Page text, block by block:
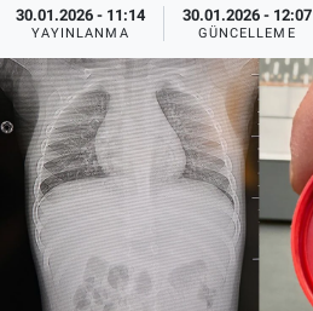
30.01.2026 - 11:14
YAYINLANMA
30.01.2026 - 12:07
GÜNCELLEME
Erişim Bilgileri
Sağlık
Teknoloji
Ramazan